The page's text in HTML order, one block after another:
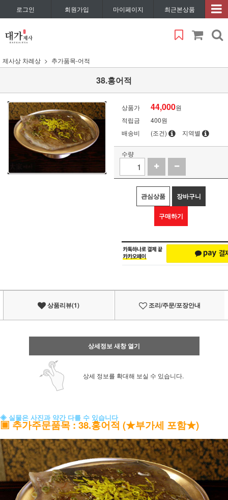
로그인 회원가입 마이페이지 최근본상품
제사상 차례상 추가품목-어적
38.홍어적
상품가 44,000원
적립금
400원
배송비
(조건) 지역별
수량
관심상품 장바구니
구매하기
상품리뷰(1) 조리/주문/포장안내
상세정보 새창 열기
상세 정보를 확대해 보실 수 있습니다.
◈ 실물은 사진과 약간 다를 수 있습니다
▣추가주문품목: 38.홍어적 (★부가세 포함★)